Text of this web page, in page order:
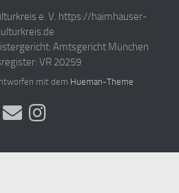
e. V. https://haimhauser-
Amtsgericht München
VR 20259
mit dem Hueman-Theme